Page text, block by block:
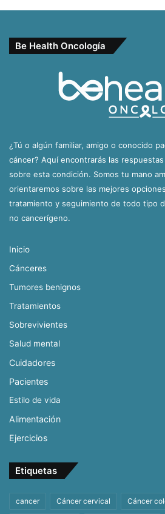
Be Health Oncología
¿Tú o algún familiar, amigo o conocido
cáncer? Aquí encontrarás las
sobre esta condición. Somos tu mano
orientaremos sobre las mejores
tratamiento y seguimiento de todo tipo
no cancerígeno.
Inicio
Cánceres
Tumores benignos
Tratamientos
Sobrevivientes
Salud mental
Cuidadores
Pacientes
Estilo de vida
Alimentación
Ejercicios
Etiquetas
cancer Cáncer cervical Cáncer